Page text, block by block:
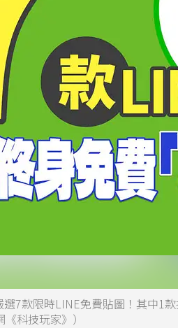
7款限時LINE免費貼圖！其中1
科技玩家》）